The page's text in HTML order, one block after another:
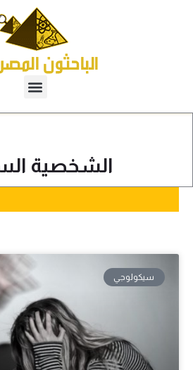
الشخصية
سيكولوجي